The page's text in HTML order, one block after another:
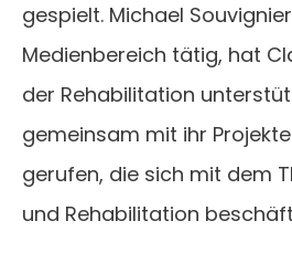
gespielt. Michael
Medienbereich tätig, hat
der Rehabilitation
gemeinsam mit ihr
gerufen, die sich mit dem
und Rehabilitation